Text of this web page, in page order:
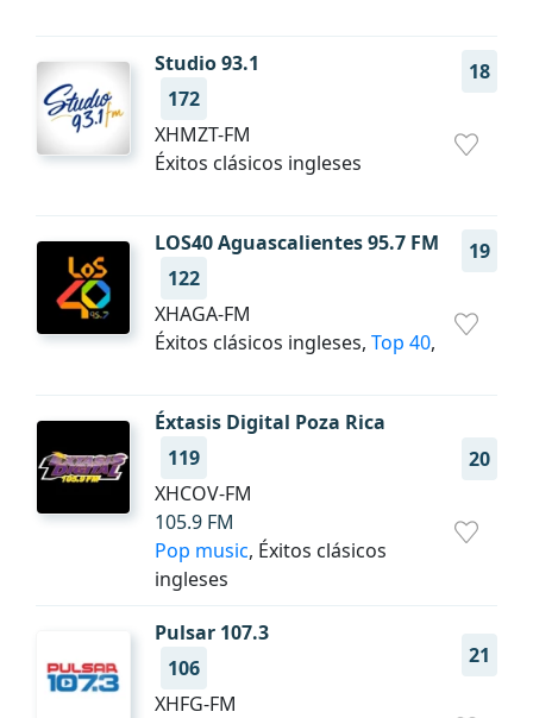
Studio 93.1
18
172
XHMZT-FM
Éxitos clásicos ingleses
LOS40 Aguascalientes 95.7 FM
19
122
XHAGA-FM
Éxitos clásicos ingleses, Top 40,
Éxtasis Digital Poza Rica
20
119
XHCOV-FM
105.9 FM
Pop music, Éxitos clásicos
ingleses
Pulsar 107.3
21
106
XHFG-FM